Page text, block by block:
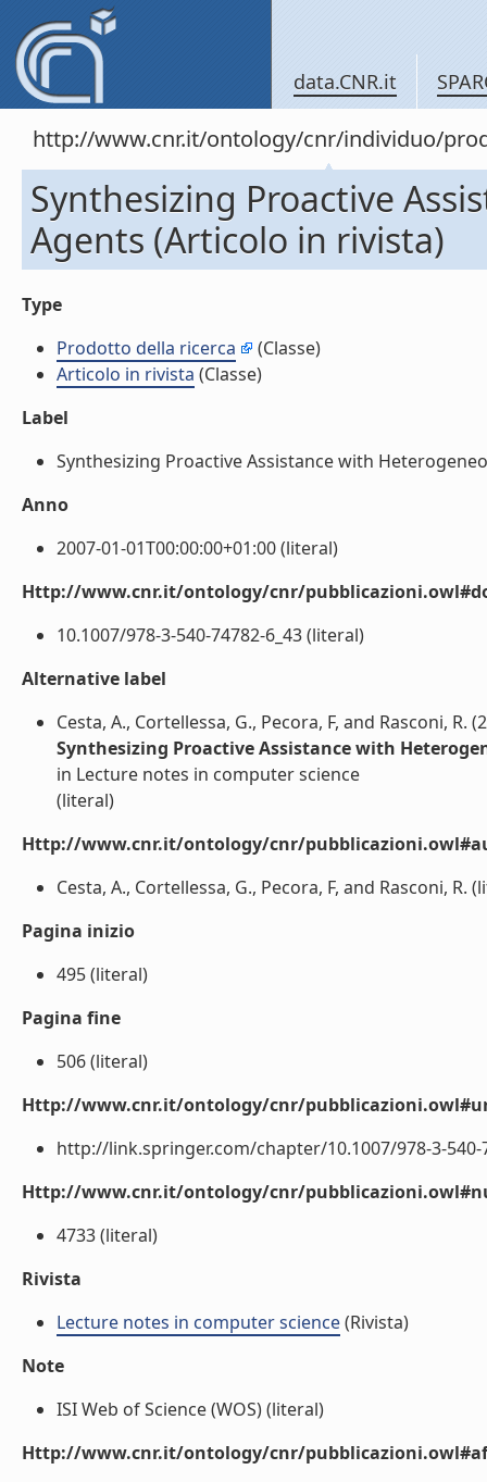
data.CNR.it
http://www.cnr.it/ontology/cnr/individuo/
Synthesizing Proactive
Agents (Articolo in rivista)
Type
Prodotto della ricerca
(Classe)
Articolo in rivista (Classe)
Label
Synthesizing Proactive Assistance with
Anno
2007-01-01T00:00:00+01:00 (literal)
Http://www.cnr.it/ontology/cnr/
10.1007/978-3-540-74782-6_43 (literal)
Alternative label
Cesta, A., Cortellessa, G., Pecora, F, and Rasconi, R.
Synthesizing Proactive Assistance with
in Lecture notes in computer science
(literal)
Http://www.cnr.it/ontology/cnr/
Cesta, A., Cortellessa, G., Pecora, F, and Rasconi, R.
Pagina inizio
495 (literal)
Pagina fine
506 (literal)
Http://www.cnr.it/ontology/cnr/
http://link.springer.com/chapter/10.1007/978-3-540-
Http://www.cnr.it/ontology/cnr/
4733 (literal)
Rivista
Lecture notes in computer science(Rivista)
Note
ISI Web of Science (WOS) (literal)
Http://www.cnr.it/ontology/cnr/